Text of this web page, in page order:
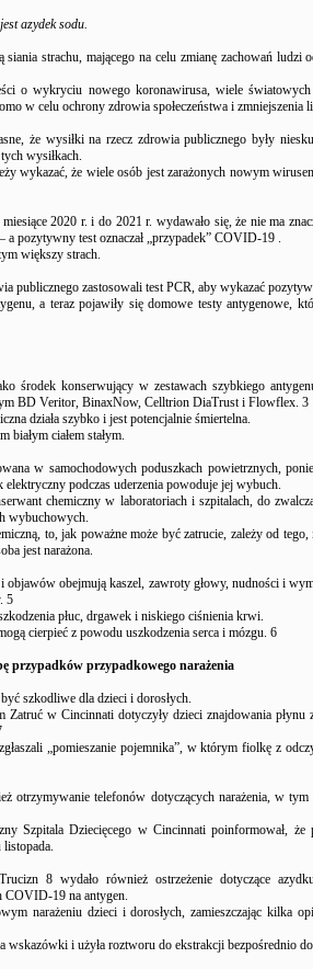
azydek sodu.
siania strachu, mającego na celu zmianę zachowań ludzi
o wykryciu nowego koronawirusa, wiele światowych
w celu ochrony zdrowia społeczeństwa i zmniejszenia
że wysiłki na rzecz zdrowia publicznego były
wysiłkach.
wykazać, że wiele osób jest zarażonych nowym
2020 r. i do 2021 r. wydawało się, że nie ma
a pozytywny test oznaczał „przypadek” COVID-19 .
większy strach.
publicznego zastosowali test PCR, aby wykazać
a teraz pojawiły się domowe testy antygenowe,
środek konserwujący w zestawach szybkiego
BD Veritor, BinaxNow, Celltrion DiaTrust i Flowflex. 3
działa szybko i jest potencjalnie śmiertelna.
białym ciałem stałym.
w samochodowych poduszkach powietrznych,
elektryczny podczas uderzenia powoduje jej wybuch.
chemiczny w laboratoriach i szpitalach, do
wybuchowych.
to, jak poważne może być zatrucie, zależy od
jest narażona.
objawów obejmują kaszel, zawroty głowy, nudności i
5
płuc, drgawek i niskiego ciśnienia krwi.
cierpieć z powodu uszkodzenia serca i mózgu. 6
przypadków przypadkowego narażenia
szkodliwe dla dzieci i dorosłych.
Zatruć w Cincinnati dotyczyły dzieci znajdowania płynu
„pomieszanie pojemnika”, w którym fiolkę z
otrzymywanie telefonów dotyczących narażenia, w
Szpitala Dziecięcego w Cincinnati poinformował,
listopada.
8 wydało również ostrzeżenie dotyczące
COVID-19 na antygen.
narażeniu dzieci i dorosłych, zamieszczając kilka
wskazówki i użyła roztworu do ekstrakcji bezpośrednio